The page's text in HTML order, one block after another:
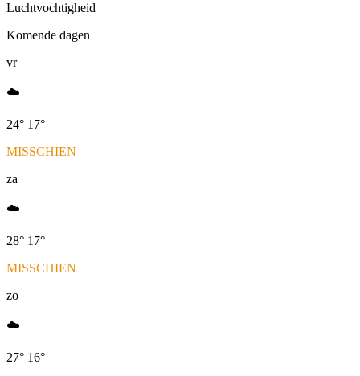
Luchtvochtigheid
Komende dagen
vr
☁️
24° 17°
MISSCHIEN
za
☁️
28° 17°
MISSCHIEN
zo
☁️
27° 16°